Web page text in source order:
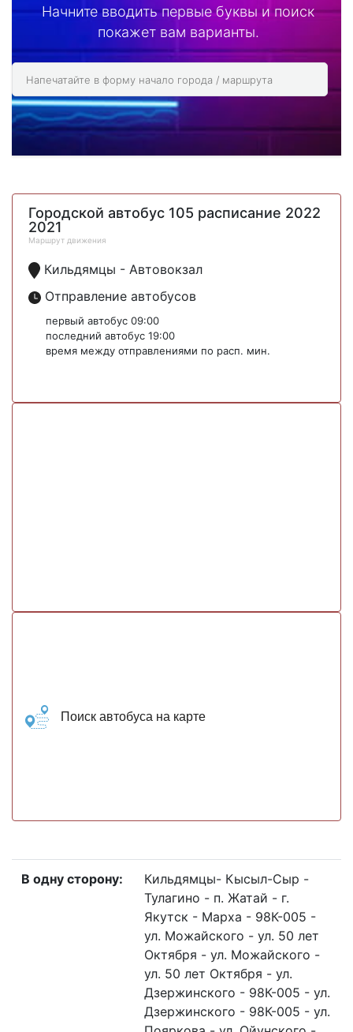
Начните вводить первые буквы и поиск
покажет вам варианты.
Городской автобус 105 расписание 2022
2021
Маршрут движения
Кильдямцы - Автовокзал
Отправление автобусов
первый автобус 09:00
последний автобус 19:00
время между отправлениями по расп. мин.
Поиск автобуса на карте
В одну сторону:
Кильдямцы- Кысыл-Сыр -
Тулагино - п. Жатай - г.
Якутск - Марха - 98К-005 -
ул. Можайского - ул. 50 лет
Октября - ул. Можайского -
ул. 50 лет Октября - ул.
Дзержинского - 98К-005 - ул.
Дзержинского - 98К-005 - ул.